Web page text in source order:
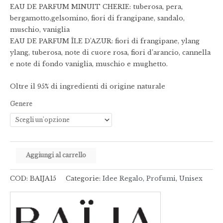
EAU DE PARFUM MINUIT CHERIE: tuberosa, pera,
bergamotto,gelsomino, fiori di frangipane, sandalo,
muschio, vaniglia
EAU DE PARFUM ÎLE D’AZUR: fiori di frangipane, ylang
ylang, tuberosa, note di cuore rosa, fiori d’arancio, cannella
e note di fondo vaniglia, muschio e mughetto.
Oltre il 95% di ingredienti di origine naturale
Genere
Aggiungi al carrello
COD: BAIJA15 Categorie: Idee Regalo, Profumi, Unisex